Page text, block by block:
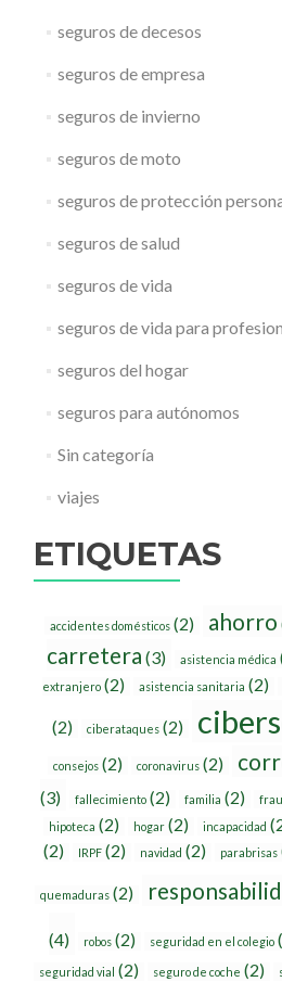
seguros de decesos
seguros de empresa
seguros de invierno
seguros de moto
seguros de protección
seguros de salud
seguros de vida
seguros de vida para
seguros del hogar
seguros para autónomos
Sin categoría
viajes
ETIQUETAS
accidentes domésticos (2) ahorro
carretera (3) asistencia médica
extranjero(2) asistencia sanitaria (2)
(2) ciberataques (2)
consejos(2) coronavirus(2)
(3) fallecimiento (2) familia (2)
hipoteca (2) hogar (2) incapacidad
(2) IRPF (2) navidad (2) parabrisas
quemaduras(2)
(4) robos(2) seguridad en el colegio
seguridad vial (2) seguro de coche (2)